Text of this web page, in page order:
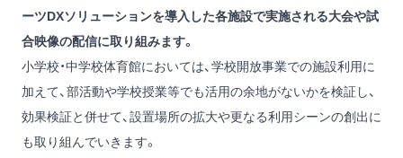
ーツDXソリューションを導入した各施設で実施される大会や試
合映像の配信に取り組みます。
小学校・中学校体育館においては、学校開放事業での施設利用に
加えて、部活動や学校授業等でも活用の余地がないかを検証し、
効果検証と併せて、設置場所の拡大や更なる利用シーンの創出に
も取り組んでいきます。